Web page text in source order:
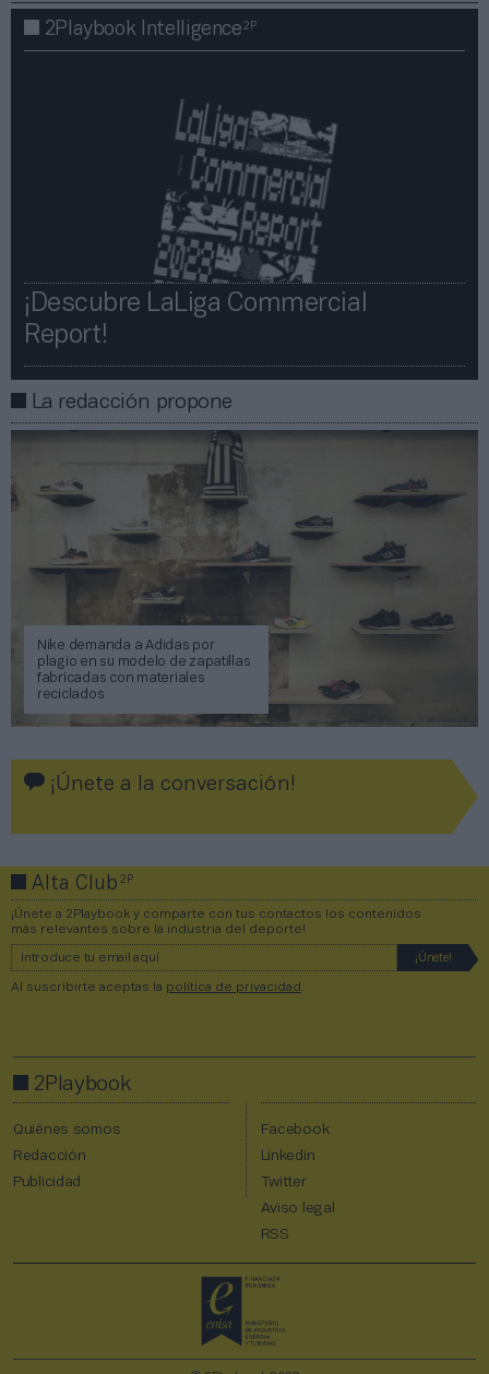
2Playbook Intelligence2P
¡Descubre LaLiga Commercial
Report!​​
La redacción propone
Nike demanda a Adidas por
plagio en su modelo de zapatillas
fabricadas con materiales
reciclados
¡Únete a la conversación!
Alta Club2P
¡Únete a 2Playbook y comparte con tus contactos los contenidos
más relevantes sobre la industria del deporte!
Al suscribirte aceptas la política de privacidad .
2Playbook
Quiénes somos
Redacción
Publicidad
Facebook
Linkedin
Twitter
Aviso legal
RSS